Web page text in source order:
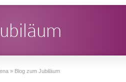
» Blog zum Jubiläum